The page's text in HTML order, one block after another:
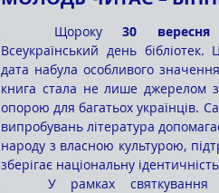
	Щороку
30 вересня
Всеукраїнський день
дата набула особливого
книга стала не лише джерелом
опорою для багатьох українців.
випробувань література
народу з власною культурою,
зберігає національну
	У рамках святкування Всеукраїнського дня